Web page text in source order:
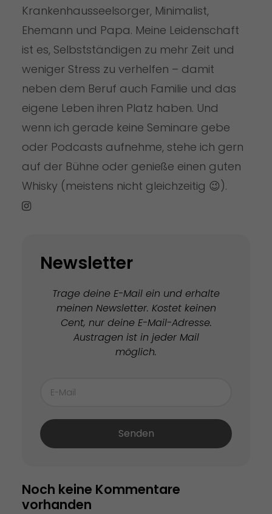
Krankenhausseelsorger, Minimalist,
Ehemann und Papa. Meine Leidenschaft
ist es, Selbstständigen zu mehr Zeit und
weniger Stress zu verhelfen – damit
neben dem Beruf auch Familie und das
eigene Leben ihren Platz haben. Und
wenn ich gerade keine Seminare gebe
oder Podcasts aufnehme, stehe ich gern
auf der Bühne oder genieße einen guten
Whisky (meistens nicht gleichzeitig 😉).
Newsletter
Trage deine E-Mail ein und erhalte
meinen Newsletter. Kostet keinen
Cent, nur deine E-Mail-Adresse.
Austragen ist in jeder Mail
möglich.
Senden
Noch keine Kommentare
vorhanden